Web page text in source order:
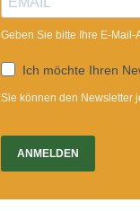
Geben Sie bitte Ihre E-Mail-
Ich möchte Ihren
Sie können den Newsletter
ANMELDEN